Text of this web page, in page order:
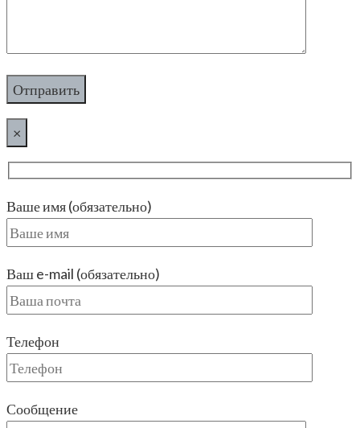
×
Ваше имя (обязательно)
Ваш e-mail (обязательно)
Телефон
Сообщение